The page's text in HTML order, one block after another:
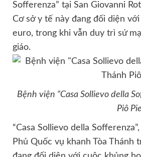
Sofferenza” tại San Giovanni
Cơ sở y tế này đang đối diện
euro, trong khi vẫn duy trì sứ
giáo.
Bệnh viện “Casa Sollievo della
Piô
“Casa Sollievo della
Phủ Quốc vụ khanh Tòa Thánh